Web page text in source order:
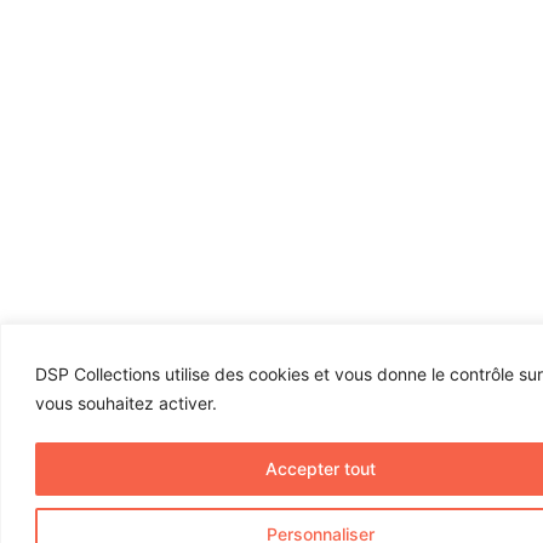
DSP Collections utilise des cookies et vous donne le contrôle
vous souhaitez activer.
Personnaliser
Accepter tout